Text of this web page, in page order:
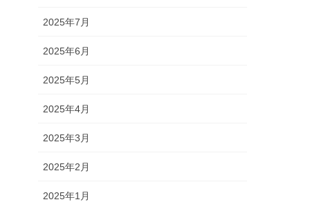
2025年7月
2025年6月
2025年5月
2025年4月
2025年3月
2025年2月
2025年1月